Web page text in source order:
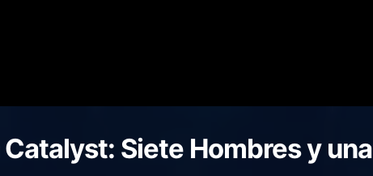
Catalyst: Siete Hombres y una